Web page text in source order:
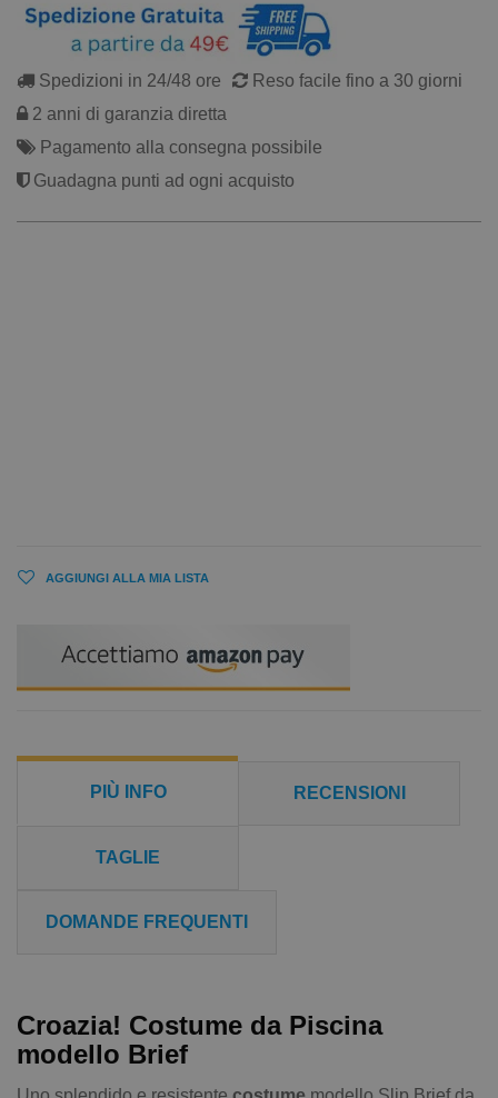
Spedizioni in 24/48 ore
Reso facile fino a 30 giorni
2 anni di garanzia diretta
Pagamento alla consegna possibile
Guadagna punti ad ogni acquisto
AGGIUNGI ALLA MIA LISTA
PIÙ INFO RECENSIONI
TAGLIE
DOMANDE FREQUENTI
Croazia! Costume da Piscina
modello Brief